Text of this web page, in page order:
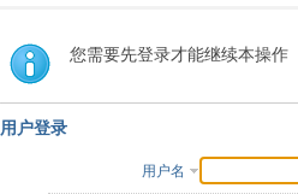
您需要先登录才能继续本操作
用户登录
用户名